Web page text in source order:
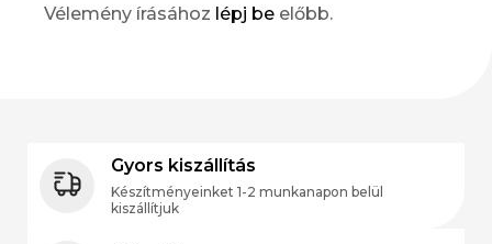
Vélemény írásához lépj be előbb.
Gyors kiszállítás
Készítményeinket 1-2 munkanapon belül
kiszállítjuk